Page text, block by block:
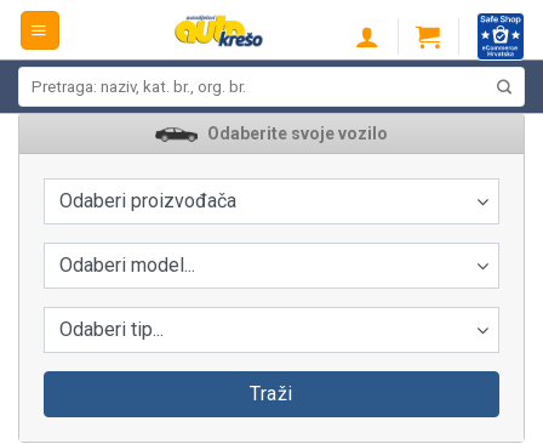
Skip
content
Odaberite svoje vozilo
Odaberi proizvođača
Odaberi model...
Odaberi tip...
Traži